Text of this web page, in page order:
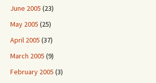
June 2005 (23)
May 2005 (25)
April 2005 (37)
March 2005 (9)
February 2005 (3)